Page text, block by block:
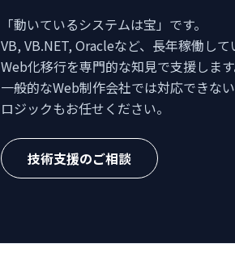
「動いているシステムは宝」です。
VB, VB.NET, Oracleなど、長年稼働し
Web化移行を専門的な知見で支援します
一般的なWeb制作会社では対応できな
ロジックもお任せください。
技術支援のご相談